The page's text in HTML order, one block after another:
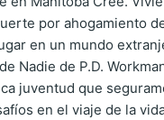
por ahogamiento
en un mundo
Nadie de P.D.
juventud que
en el viaje de la